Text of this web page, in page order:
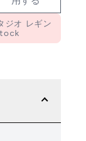
ジオ レギン